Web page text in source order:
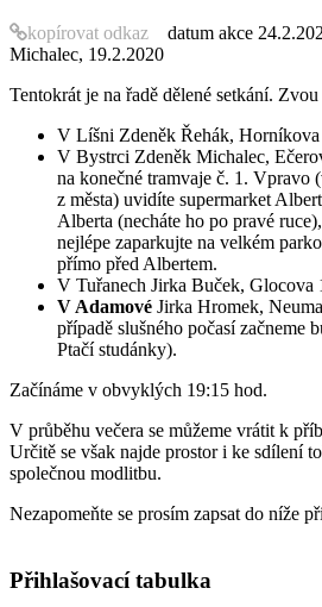
kopírovat odkaz datum akce
Michalec, 19.2.2020
Tentokrát je na řadě dělené setkání.
V Líšni Zdeněk Řehák, Horníkova
V Bystrci Zdeněk Michalec,
na konečné tramvaje č. 1. Vpravo
z města) uvidíte supermarket
Alberta (necháte ho po pravé
nejlépe zaparkujte na velkém
přímo před Albertem.
V Tuřanech Jirka Buček, Glocova
V Adamové Jirka Hromek,
případě slušného počasí začneme
Ptačí studánky).
Začínáme v obvyklých 19:15 hod.
V průběhu večera se můžeme vrátit k
Určitě se však najde prostor i ke sdílení
společnou modlitbu.
Nezapomeňte se prosím zapsat do níže
Přihlašovací tabulka